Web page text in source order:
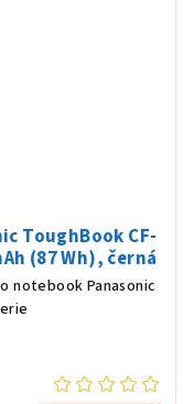
ToughBook CF-
(87 Wh), černá
notebook Panasonic